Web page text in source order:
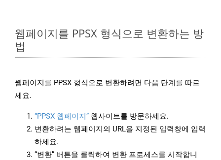
웹페이지를 PPSX 형식으로 변환하는 방
법
웹페이지를 PPSX 형식으로 변환하려면 다음 단계를 따르
세요.
“PPSX 웹페이지” 웹사이트를 방문하세요.
변환하려는 웹페이지의 URL을 지정된 입력창에 입력
하세요.
“변환” 버튼을 클릭하여 변환 프로세스를 시작합니